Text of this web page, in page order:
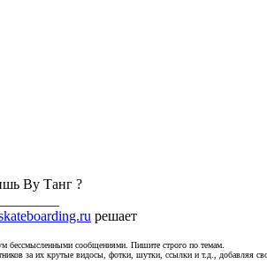
Ву Танг ?
решает
бессмысленными сообщениями. Пишите строго по темам.
за их крутые видосы, фотки, шутки, ссылки и т.д., добавляя